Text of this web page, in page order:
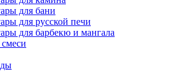
для бани
для русской печи
для барбекю и мангала